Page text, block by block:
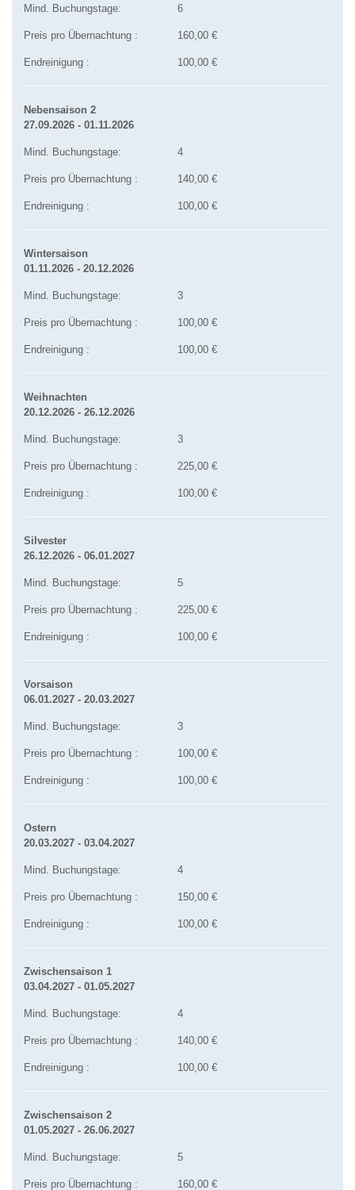
Mind. Buchungstage: 6
Preis pro Übernachtung : 160,00 €
Endreinigung : 100,00 €
Nebensaison 2
27.09.2026 - 01.11.2026
Mind. Buchungstage: 4
Preis pro Übernachtung : 140,00 €
Endreinigung : 100,00 €
Wintersaison
01.11.2026 - 20.12.2026
Mind. Buchungstage: 3
Preis pro Übernachtung : 100,00 €
Endreinigung : 100,00 €
Weihnachten
20.12.2026 - 26.12.2026
Mind. Buchungstage: 3
Preis pro Übernachtung : 225,00 €
Endreinigung : 100,00 €
Silvester
26.12.2026 - 06.01.2027
Mind. Buchungstage: 5
Preis pro Übernachtung : 225,00 €
Endreinigung : 100,00 €
Vorsaison
06.01.2027 - 20.03.2027
Mind. Buchungstage: 3
Preis pro Übernachtung : 100,00 €
Endreinigung : 100,00 €
Ostern
20.03.2027 - 03.04.2027
Mind. Buchungstage: 4
Preis pro Übernachtung : 150,00 €
Endreinigung : 100,00 €
Zwischensaison 1
03.04.2027 - 01.05.2027
Mind. Buchungstage: 4
Preis pro Übernachtung : 140,00 €
Endreinigung : 100,00 €
Zwischensaison 2
01.05.2027 - 26.06.2027
Mind. Buchungstage: 5
Preis pro Übernachtung : 160,00 €